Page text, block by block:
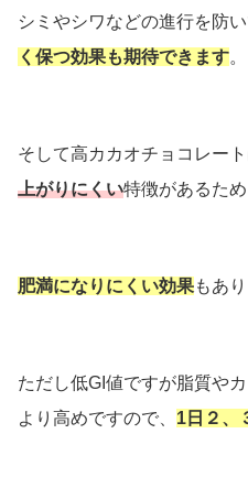
シミやシワなどの進行を防い
く保つ効果も期待できます。
そして高カカオチョコレー
上がりにくい特徴があるため
肥満になりにくい効果もあり
ただし低GI値ですが脂質や
より高めですので、 1日２、